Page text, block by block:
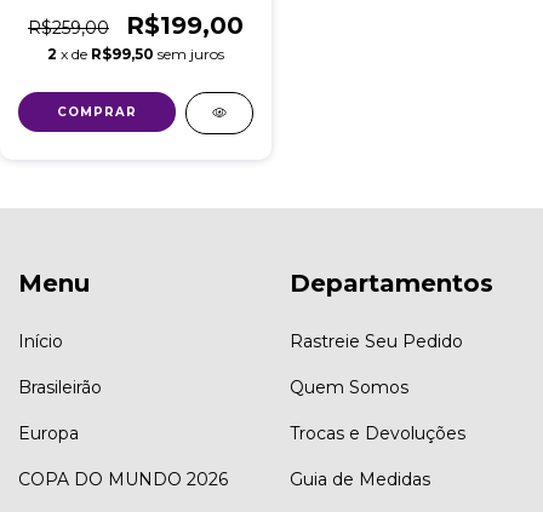
Masculina
R$259,00 R$199,00
2 x de R$99,50 sem juros
COMPRAR
Menu
Início
Brasileirão
Europa
COPA DO MUNDO 2026
Departamentos
Rastreie Seu Pedido
Quem Somos
Trocas e Devoluções
Guia de Medidas